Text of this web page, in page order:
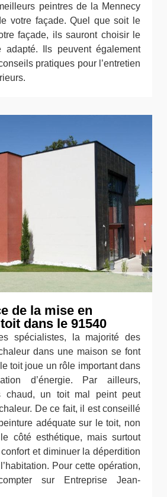
peintres de la Mennecy
votre façade. Quel que soit le
façade, ils sauront choisir le
adapté. Ils peuvent également
pratiques pour l’entretien
de la mise en
dans le 91540
spécialistes, la majorité des
dans une maison se font
toit joue un rôle important dans
d’énergie. Par ailleurs,
chaud, un toit mal peint peut
De ce fait, il est conseillé
adéquate sur le toit, non
côté esthétique, mais surtout
et diminuer la déperdition
Pour cette opération,
sur Entreprise Jean-